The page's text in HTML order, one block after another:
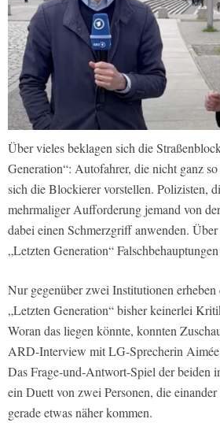
Über vieles beklagen sich die
Generation“: Autofahrer, die nicht ganz
sich die Blockierer vorstellen. Polizisten,
mehrmaliger Aufforderung jemand von
dabei einen Schmerzgriff anwenden.
„Letzten Generation“
Nur gegenüber zwei Institutionen
„Letzten Generation“ bisher keinerlei
Woran das liegen könnte, konnten
ARD-Interview mit LG-Sprecherin Aimée
Das Frage-und-Antwort-Spiel der beiden
ein Duett von zwei Personen, die
gerade etwas näher kommen.